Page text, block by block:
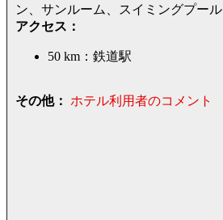
ン、サンルーム、スイミングプール
アクセス：
50 km：鉄道駅
その他： ホテル利用者のコメント